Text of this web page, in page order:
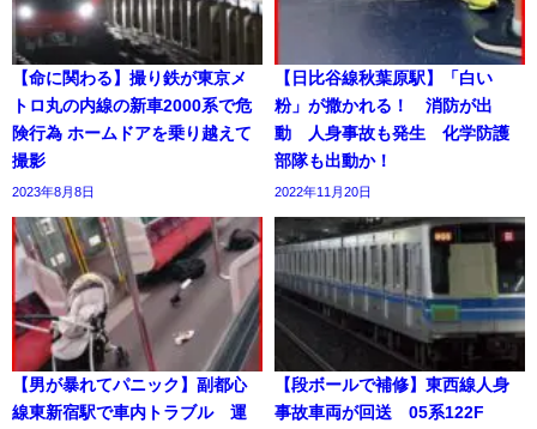
【命に関わる】撮り鉄が東京メ
トロ丸の内線の新車2000系で危
険行為 ホームドアを乗り越えて
撮影
2023年8月8日
【日比谷線秋葉原駅】「白い
粉」が撒かれる！ 消防が出
動 人身事故も発生 化学防護
部隊も出動か！
2022年11月20日
【男が暴れてパニック】副都心
線東新宿駅で車内トラブル 運
【段ボールで補修】東西線人身
事故車両が回送 05系122F